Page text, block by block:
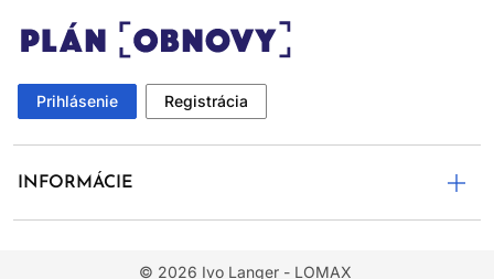
Prihlásenie Registrácia
INFORMÁCIE
© 2026 Ivo Langer - LOMAX